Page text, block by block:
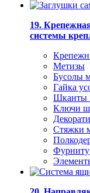
19.
системы
Метизы
Бусолы
Гайка
Шканты
Ключи
Стяжки